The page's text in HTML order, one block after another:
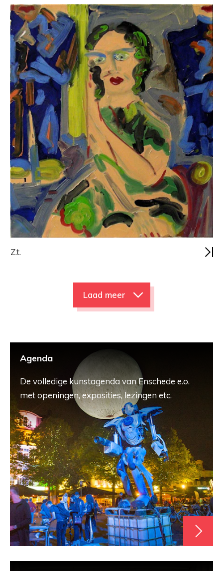
Z.t.
Laad meer
Agenda
De volledige kunstagenda van Enschede e.o.
met openingen, exposities, lezingen etc.